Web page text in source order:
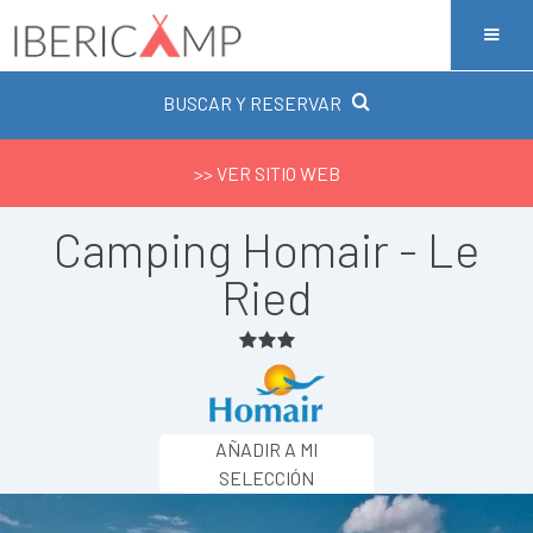
BUSCAR Y RESERVAR
>> VER SITIO WEB
Camping Homair - Le
Ried
AÑADIR A MI
SELECCIÓN